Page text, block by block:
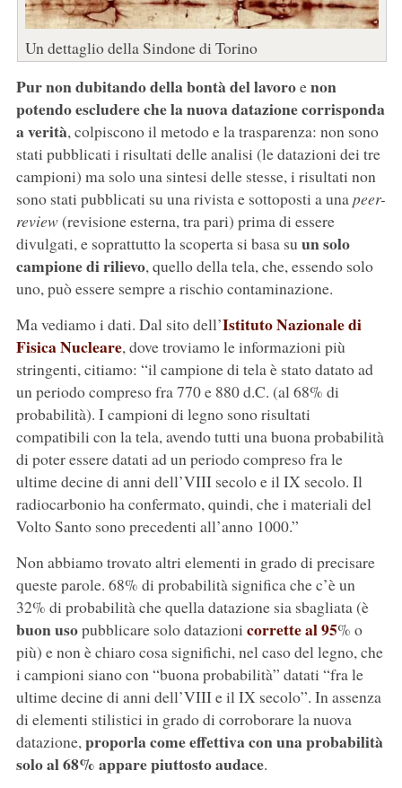
Un dettaglio della Sindone di Torino
Pur non dubitando della bontà del lavoroenon
potendo escludere che la nuova datazione corrisponda
a verità, colpiscono il metodo e la trasparenza: non sono
stati pubblicati i risultati delle analisi (le datazioni dei tre
campioni) ma solo una sintesi delle stesse, i risultati non
sono stati pubblicati su una rivista e sottoposti a unapeer-
review(revisione esterna, tra pari) prima di essere
divulgati, e soprattutto la scoperta si basa suun solo
campione di rilievo, quello della tela, che, essendo solo
uno, può essere sempre a rischio contaminazione.
Ma vediamo i dati. Dal sito dell’Istituto Nazionale di
Fisica Nucleare, dove troviamo le informazioni più
stringenti, citiamo: “il campione di tela è stato datato ad
un periodo compreso fra 770 e 880 d.C. (al 68% di
probabilità). I campioni di legno sono risultati
compatibili con la tela, avendo tutti una buona probabilità
di poter essere datati ad un periodo compreso fra le
ultime decine di anni dell’VIII secolo e il IX secolo. Il
radiocarbonio ha confermato, quindi, che i materiali del
Volto Santo sono precedenti all’anno 1000.”
Non abbiamo trovato altri elementi in grado di precisare
queste parole. 68% di probabilità significa che c’è un
32% di probabilità che quella datazione sia sbagliata (è
buon usopubblicare solo datazioni corrette al 95% o
più) e non è chiaro cosa significhi, nel caso del legno, che
i campioni siano con “buona probabilità” datati “fra le
ultime decine di anni dell’VIII e il IX secolo”. In assenza
di elementi stilistici in grado di corroborare la nuova
datazione,proporla come effettiva con una probabilità
solo al 68% appare piuttosto audace.